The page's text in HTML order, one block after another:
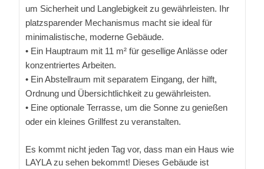
um Sicherheit und Langlebigkeit zu gewährleisten. Ihr
platzsparender Mechanismus macht sie ideal für
minimalistische, moderne Gebäude.
• Ein Hauptraum mit 11 m² für gesellige Anlässe oder
konzentriertes Arbeiten.
• Ein Abstellraum mit separatem Eingang, der hilft,
Ordnung und Übersichtlichkeit zu gewährleisten.
• Eine optionale Terrasse, um die Sonne zu genießen
oder ein kleines Grillfest zu veranstalten.
Es kommt nicht jeden Tag vor, dass man ein Haus wie
LAYLA zu sehen bekommt! Dieses Gebäude ist